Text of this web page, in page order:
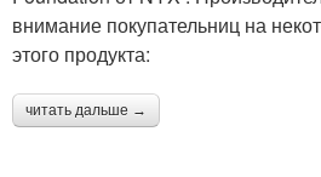
внимание покупательниц на
этого продукта:
читать дальше →